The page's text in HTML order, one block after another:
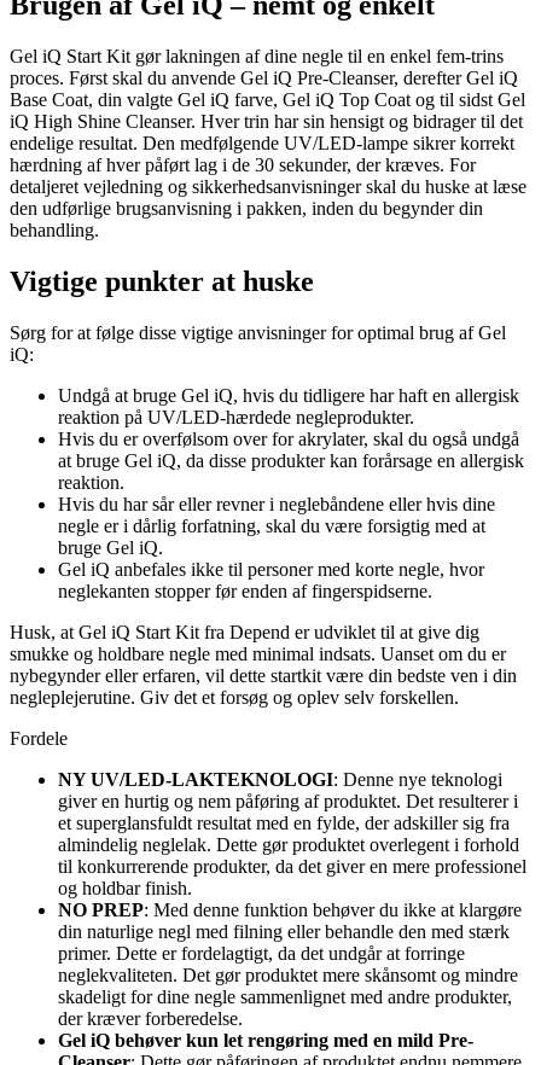
Gel iQ Start Kit gør lakningen af dine negle til en enkel fem-trins
proces. Først skal du anvende Gel iQ Pre-Cleanser, derefter Gel iQ
Base Coat, din valgte Gel iQ farve, Gel iQ Top Coat og til sidst Gel
iQ High Shine Cleanser. Hver trin har sin hensigt og bidrager til det
endelige resultat. Den medfølgende UV/LED-lampe sikrer korrekt
hærdning af hver påført lag i de 30 sekunder, der kræves. For
detaljeret vejledning og sikkerhedsanvisninger skal du huske at læse
den udførlige brugsanvisning i pakken, inden du begynder din
behandling.
Vigtige punkter at huske
Sørg for at følge disse vigtige anvisninger for optimal brug af Gel
iQ:
Undgå at bruge Gel iQ, hvis du tidligere har haft en allergisk
reaktion på UV/LED-hærdede negleprodukter.
Hvis du er overfølsom over for akrylater, skal du også undgå
at bruge Gel iQ, da disse produkter kan forårsage en allergisk
reaktion.
Hvis du har sår eller revner i neglebåndene eller hvis dine
negle er i dårlig forfatning, skal du være forsigtig med at
bruge Gel iQ.
Gel iQ anbefales ikke til personer med korte negle, hvor
neglekanten stopper før enden af fingerspidserne.
Husk, at Gel iQ Start Kit fra Depend er udviklet til at give dig
smukke og holdbare negle med minimal indsats. Uanset om du er
nybegynder eller erfaren, vil dette startkit være din bedste ven i din
negleplejerutine. Giv det et forsøg og oplev selv forskellen.
Fordele
NY UV/LED-LAKTEKNOLOGI: Denne nye teknologi
giver en hurtig og nem påføring af produktet. Det resulterer i
et superglansfuldt resultat med en fylde, der adskiller sig fra
almindelig neglelak. Dette gør produktet overlegent i forhold
til konkurrerende produkter, da det giver en mere professionel
og holdbar finish.
NO PREP: Med denne funktion behøver du ikke at klargøre
din naturlige negl med filning eller behandle den med stærk
primer. Dette er fordelagtigt, da det undgår at forringe
neglekvaliteten. Det gør produktet mere skånsomt og mindre
skadeligt for dine negle sammenlignet med andre produkter,
der kræver forberedelse.
Gel iQ behøver kun let rengøring med en mild Pre-